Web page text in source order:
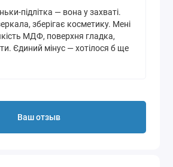
підлітка — вона у захваті.
зберігає косметику. Мені
МДФ, поверхня гладка,
Єдиний мінус — хотілося б ще
Ваш отзыв